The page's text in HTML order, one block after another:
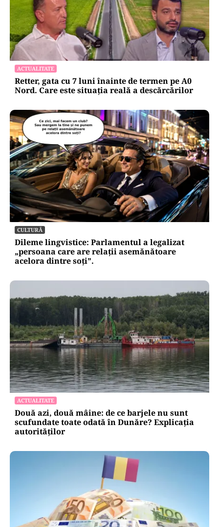
Atacurile cibernetice expun
vulnerabilitățile statului român: ANP
repetă scenariul e‑Terra. Ce ascund
comunicările oficiale și cine răspunde
pentru mentenanța IT a instituțiilor
publice
Alte Articole Importante
ACTUALITATE
Retter, gata cu 7 luni înainte de termen pe A0
Nord. Care este situația reală a descărcărilor
CULTURĂ
Dileme lingvistice: Parlamentul a legalizat
„persoana care are relații asemănătoare
acelora dintre soți”.